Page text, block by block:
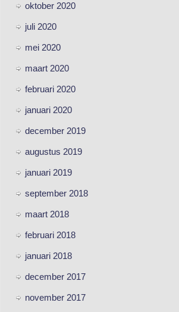
oktober 2020
juli 2020
mei 2020
maart 2020
februari 2020
januari 2020
december 2019
augustus 2019
januari 2019
september 2018
maart 2018
februari 2018
januari 2018
december 2017
november 2017